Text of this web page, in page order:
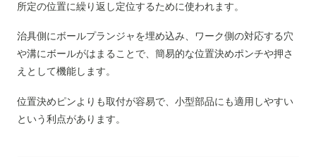
所定の位置に繰り返し定位するために使われます。
治具側にボールプランジャを埋め込み、ワーク側の対応する穴
や溝にボールがはまることで、簡易的な位置決めポンチや押さ
えとして機能します。
位置決めピンよりも取付が容易で、小型部品にも適用しやすい
という利点があります。